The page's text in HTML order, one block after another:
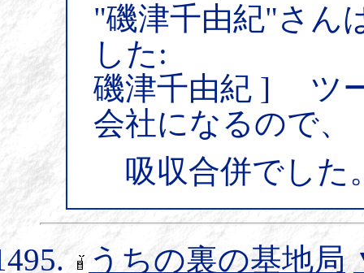
"磯津千由紀"さん
した:
磯津千由紀 ] ツ
会社になるので、
吸収合併でした
うちの裏の基地局